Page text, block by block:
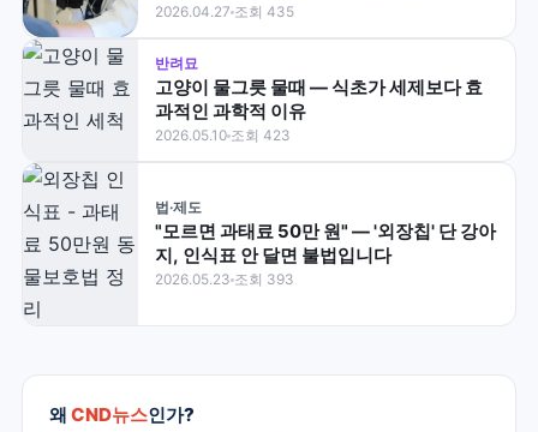
놓치고 있는 신호가 있는가
2026.04.27 조회 435
반려묘
고양이 물그릇 물때 — 식초가 세제보다 효
과적인 과학적 이유
2026.05.10 조회 423
법·제도
"모르면 과태료 50만 원" — '외장칩' 단 강아
지, 인식표 안 달면 불법입니다
2026.05.23 조회 393
왜 CND뉴스인가?